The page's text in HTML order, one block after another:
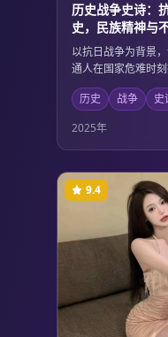
历史战争史诗：
史，民族精神与
丽颂歌
以抗日战争为背景
通人在国家危难时
血肉之躯筑起钢铁长
事。影片通过细腻的
大的战争场面，展
屈不挠的精神品格
高情怀。
历史 战争
史
2025年
9.4